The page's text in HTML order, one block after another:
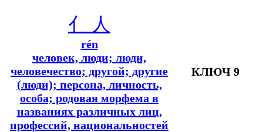
亻 人
rén
человек, люди; люди,
человечество; другой; другие
(люди); персона, личность,
особа; родовая морфема в
названиях различных лиц,
профессий, национальностей
КЛЮЧ 9